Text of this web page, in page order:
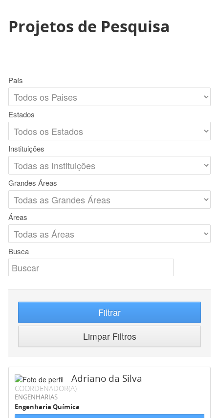
Projetos de Pesquisa
País
Estados
Instituições
Grandes Áreas
Áreas
Busca
Filtrar
Limpar Filtros
Adriano da Silva
COORDENADOR(A)
ENGENHARIAS
Engenharia Química